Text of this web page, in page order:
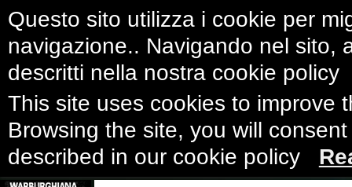
Questo sito utilizza i cookie per
navigazione.. Navigando nel sito,
descritti nella nostra cookie
This site uses cookies to improve
Browsing the site, you will
described in our cookie policy